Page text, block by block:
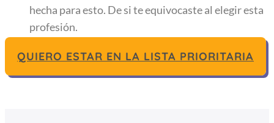
hecha para esto. De si te equivocaste al elegir esta
profesión.
QUIERO ESTAR EN LA LISTA PRIORITARIA